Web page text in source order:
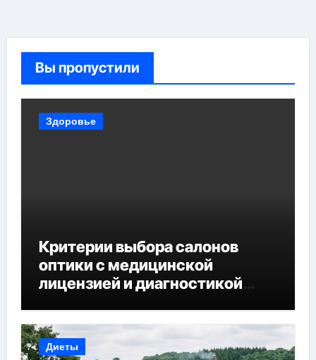
Вы пропустили
Здоровье
Критерии выбора салонов
оптики с медицинской
лицензией и диагностикой
Диеты